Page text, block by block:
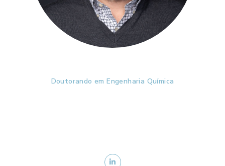
Doutorando em Engenharia Química